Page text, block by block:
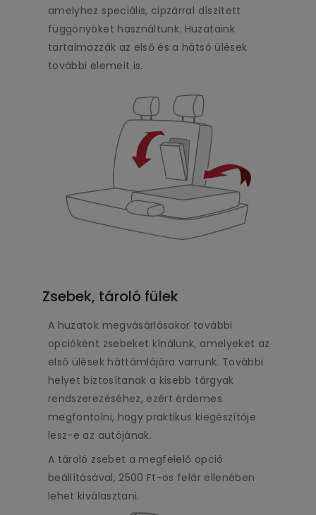
amelyhez speciális, cipzárral díszített
függönyöket használtunk. Huzataink
tartalmazzák az első és a hátsó ülések
további elemeit is.
Zsebek, tároló fülek
A huzatok megvásárlásakor további
opcióként zsebeket kínálunk, amelyeket az
első ülések háttámlájára varrunk. További
helyet biztosítanak a kisebb tárgyak
rendszerezéséhez, ezért érdemes
megfontolni, hogy praktikus kiegészítője
lesz-e az autójának.
A tároló zsebet a megfelelő opció
beállításával, 2500 Ft-os felár ellenében
lehet kiválasztani.